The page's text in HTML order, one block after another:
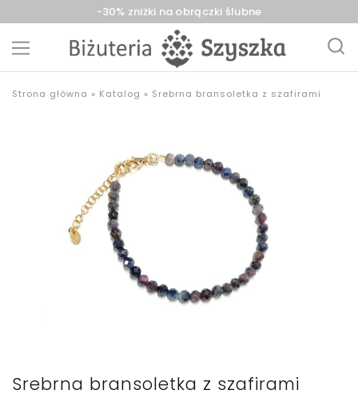
-30% zniżki na obrączki ślubne
Szyszka
z
Strona główna » Katalog » Srebrna bransoletka z szafirami
Srebrna bransoletka z szafirami